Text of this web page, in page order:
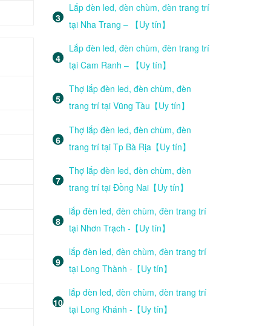
Lắp đèn led, đèn chùm, đèn trang trí
tại Nha Trang – 【Uy tín】
Lắp đèn led, đèn chùm, đèn trang trí
tại Cam Ranh – 【Uy tín】
Thợ lắp đèn led, đèn chùm, đèn
trang trí tại Vũng Tàu【Uy tín】
Thợ lắp đèn led, đèn chùm, đèn
trang trí tại Tp Bà Rịa【Uy tín】
Thợ lắp đèn led, đèn chùm, đèn
trang trí tại Đồng Nai【Uy tín】
lắp đèn led, đèn chùm, đèn trang trí
tại Nhơn Trạch -【Uy tín】
lắp đèn led, đèn chùm, đèn trang trí
tại Long Thành -【Uy tín】
lắp đèn led, đèn chùm, đèn trang trí
tại Long Khánh -【Uy tín】